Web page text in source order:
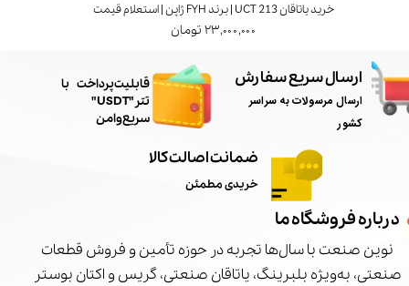
خرید یاتاقان UCT 213 | برند FYH ژاپن | استعلام قیمت
۲۳,۰۰۰,۰۰۰ تومان
ارسال سریع سفارش
ارسال مرسولات به سراسر
کشور
ضمانت اصالت کالا
خریدی مطمئن
درباره فروشگاه ما
نوین صنعت با سال‌ها تجربه در حوزه تأمین و فروش قطعات
صنعتی، به‌ویژه بلبرینگ، یاتاقان صنعتی، گریس و اکتان بوستر
​قابلیت پرداخت با
تتر"USDT"
سریع و امن